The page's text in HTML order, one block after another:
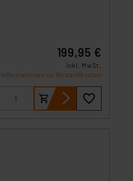
199,95 €
inkl. MwSt.
Informationen zu Versandkosten